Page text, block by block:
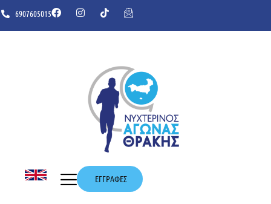
6907605015
ΕΓΓΡΑΦΕΣ